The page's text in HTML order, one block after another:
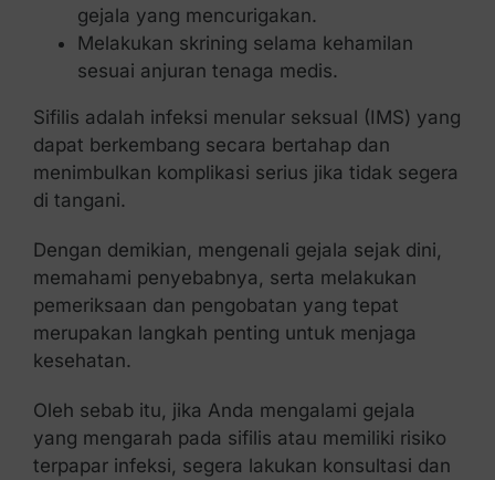
gejala yang mencurigakan.
Melakukan skrining selama kehamilan
sesuai anjuran tenaga medis.
Sifilis adalah infeksi menular seksual (IMS) yang
dapat berkembang secara bertahap dan
menimbulkan komplikasi serius jika tidak segera
di tangani.
Dengan demikian, mengenali gejala sejak dini,
memahami penyebabnya, serta melakukan
pemeriksaan dan pengobatan yang tepat
merupakan langkah penting untuk menjaga
kesehatan.
Oleh sebab itu, jika Anda mengalami gejala
yang mengarah pada sifilis atau memiliki risiko
terpapar infeksi, segera lakukan konsultasi dan